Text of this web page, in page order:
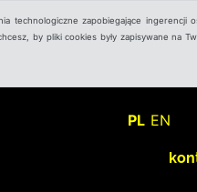
technologiczne zapobiegające ingerencji
by pliki cookies były zapisywane na
PL EN